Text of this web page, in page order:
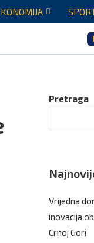
Pretraga
Vrijedna
inovacija
Crnoj Gori